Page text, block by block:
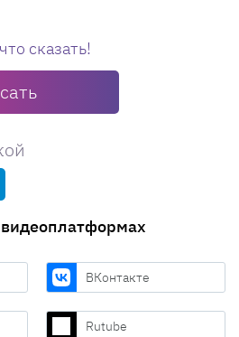
сказать!
ВКонтакте
Rutube